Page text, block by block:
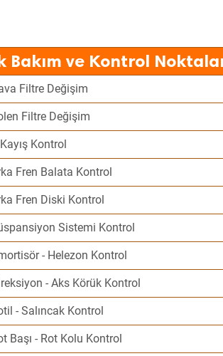
Bakım ve Kontrol
Filtre Değişim
Filtre Değişim
Kontrol
Fren Balata Kontrol
Fren Diski Kontrol
Sistemi Kontrol
- Helezon Kontrol
- Aks Körük Kontrol
- Salıncak Kontrol
Başı - Rot Kolu Kontrol